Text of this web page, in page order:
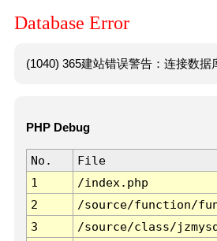
Database Error
(1040) 365建站错误警告：连接数
PHP Debug
No. File
1
/index.php
2
/source/function/
3
/source/class/